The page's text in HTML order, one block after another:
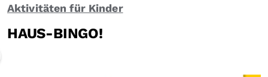
Aktivitäten für Kinder
HAUS-BINGO!